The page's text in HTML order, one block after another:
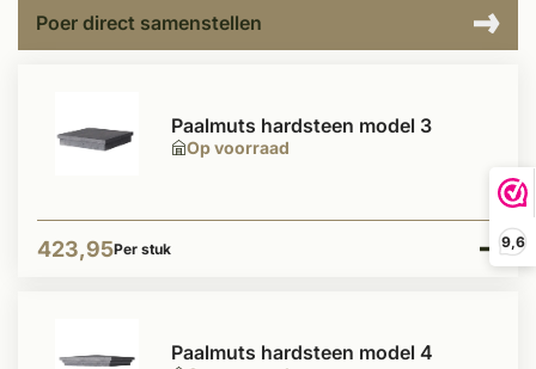
9,6
Poer direct samenstellen
Op voorraad
Paalmuts hardsteen model 3
423,95Per stuk
Paalmuts hardsteen model 4